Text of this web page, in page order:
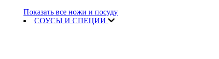
Показать все ножи и посуду
СОУСЫ И СПЕЦИИ